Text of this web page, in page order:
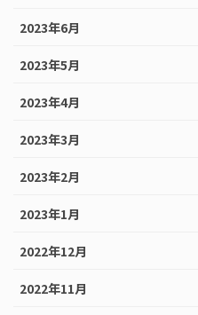
2023年6月
2023年5月
2023年4月
2023年3月
2023年2月
2023年1月
2022年12月
2022年11月